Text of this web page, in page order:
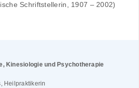
Schriftstellerin, 1907 – 2002)
Kinesiologie und Psychotherapie
Heilpraktikerin